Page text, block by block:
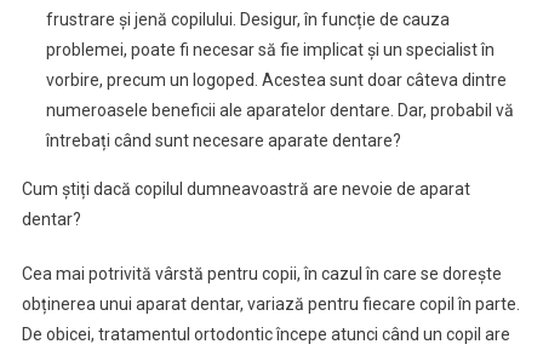
frustrare și jenă copilului. Desigur, în funcție de cauza
problemei, poate fi necesar să fie implicat și un specialist în
vorbire, precum un logoped. Acestea sunt doar câteva dintre
numeroasele beneficii ale aparatelor dentare. Dar, probabil vă
întrebați când sunt necesare aparate dentare?
Cum știți dacă copilul dumneavoastră are nevoie de aparat
dentar?
Cea mai potrivită vârstă pentru copii, în cazul în care se dorește
obținerea unui aparat dentar, variază pentru fiecare copil în parte.
De obicei, tratamentul ortodontic începe atunci când un copil are